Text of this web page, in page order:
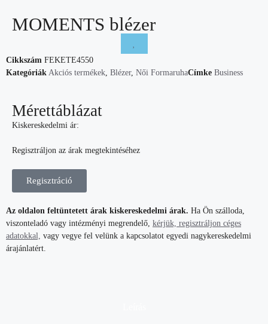
MOMENTS blézer
Cikkszám FEKETE4550
Kategóriák Akciós termékek, Blézer, Női FormaruhaCímke Business
Mérettáblázat
Kiskereskedelmi ár:
Regisztráljon az árak megtekintéséhez
Regisztráció
Az oldalon feltüntetett árak kiskereskedelmi árak. Ha Ön szálloda,
viszonteladó vagy intézményi megrendelő, kérjük, regisztráljon céges
adatokkal, vagy vegye fel velünk a kapcsolatot egyedi nagykereskedelmi
árajánlatért.